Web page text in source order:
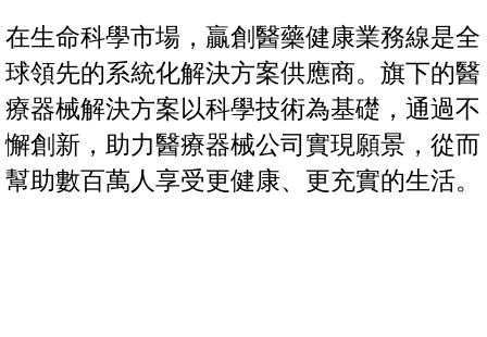
在生命科學市場，贏創醫藥健康業務線是全
球領先的系統化解決方案供應商。旗下的醫
療器械解決方案以科學技術為基礎，通過不
懈創新，助力醫療器械公司實現願景，從而
幫助數百萬人享受更健康、更充實的生活。